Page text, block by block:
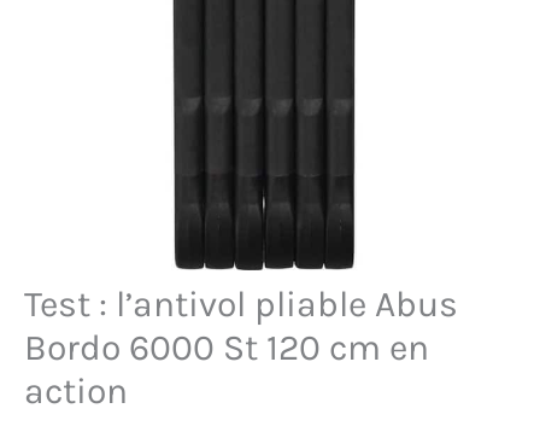
Test : l’antivol pliable Abus
Bordo 6000 St 120 cm en
action